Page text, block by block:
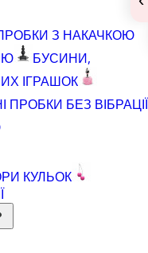
З НАКАЧКОЮ
БУСИНИ,
ІГРАШОК
ПРОБКИ БЕЗ ВІБРАЦІЇ
КУЛЬОК